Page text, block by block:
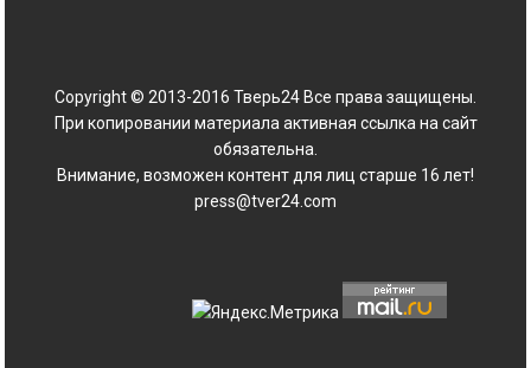
Copyright © 2013-2016 Тверь24 Все права защищены.
При копировании материала активная ссылка на сайт
обязательна.
Внимание, возможен контент для лиц старше 16 лет!
press@tver24.com